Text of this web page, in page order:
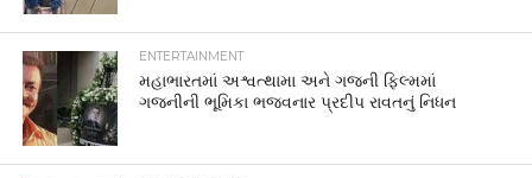
ENTERTAINMENT
મહાભારતમાં અશ્વત્થામા અને ગજની ફિલ્મમાં
ગજનીની ભૂમિકા ભજવનાર પ્રદીપ રાવતનું નિધન